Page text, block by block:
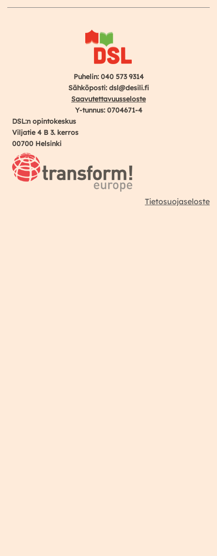
Puhelin: 040 573 9314
Sähköposti: dsl@desili.fi
Saavutettavuusseloste
Y-tunnus: 0704671-4
DSL:n opintokeskus
Viljatie 4 B 3. kerros
00700 Helsinki
Tietosuojaseloste